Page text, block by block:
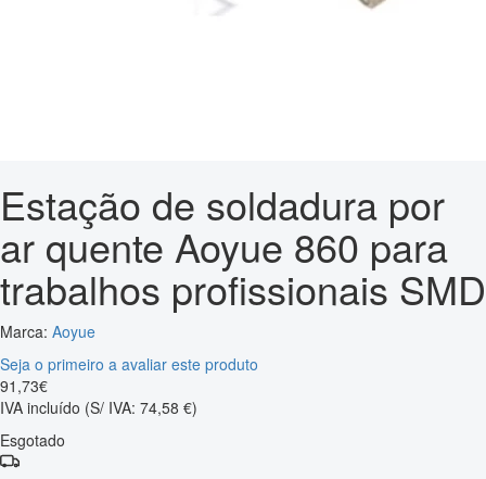
Estação de soldadura por
ar quente Aoyue 860 para
trabalhos profissionais SMD
Marca: Aoyue
Seja o primeiro a avaliar este produto
91 ,73€
IVA incluído (S/ IVA: 74,58 €)
Esgotado